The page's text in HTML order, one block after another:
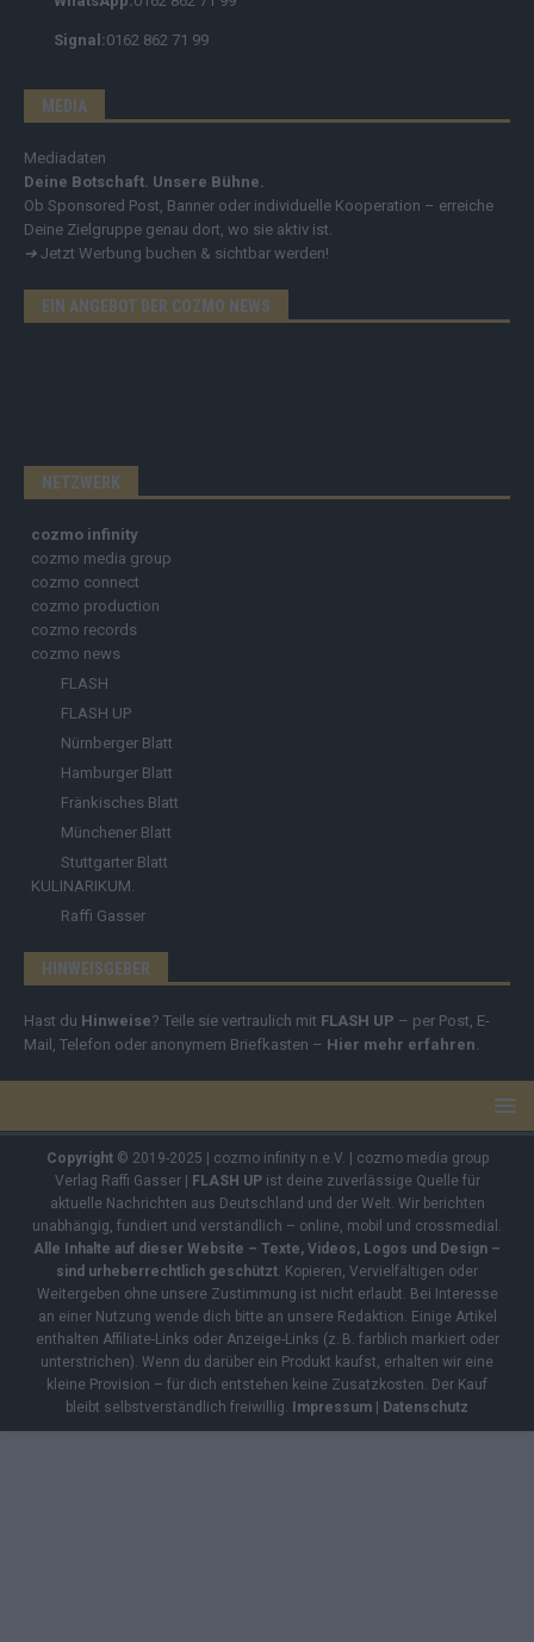
Signal:0162 862 71 99
MEDIA
Mediadaten
Deine Botschaft. Unsere Bühne.
Ob Sponsored Post, Banner oder individuelle Kooperation – erreiche
Deine Zielgruppe genau dort, wo sie aktiv ist.
➔ Jetzt Werbung buchen & sichtbar werden!
EIN ANGEBOT DER COZMO NEWS
NETZWERK
cozmo infinity
cozmo media group
cozmo connect
cozmo production
cozmo records
cozmo news
FLASH
FLASH UP
Nürnberger Blatt
Hamburger Blatt
Fränkisches Blatt
Münchener Blatt
Stuttgarter Blatt
KULINARIKUM.
Raffi Gasser
HINWEISGEBER
Hast du Hinweise? Teile sie vertraulich mit FLASH UP – per Post, E-
Mail, Telefon oder anonymem Briefkasten – Hier mehr erfahren
Copyright© 2019-2025 | cozmo infinity n.e.V. | cozmo media group
Verlag Raffi Gasser | FLASH UPist deine zuverlässige Quelle für
aktuelle Nachrichten aus Deutschland und der Welt. Wir berichten
unabhängig, fundiert und verständlich – online, mobil und crossmedial.
Alle Inhalte auf dieser Website – Texte, Videos, Logos und Design –
sind urheberrechtlich geschützt . Kopieren, Vervielfältigen oder
Weitergeben ohne unsere Zustimmung ist nicht erlaubt. Bei Interesse
an einer Nutzung wende dich bitte an unsere Redaktion. Einige Artikel
enthalten Affiliate-Links oder Anzeige-Links (z. B. farblich markiert oder
unterstrichen). Wenn du darüber ein Produkt kaufst, erhalten wir eine
kleine Provision – für dich entstehen keine Zusatzkosten. Der Kauf
bleibt selbstverständlich freiwillig. Impressum | Datenschutz